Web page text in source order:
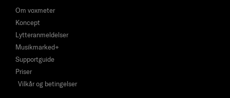
Om voxmeter
Koncept
Lytteranmeldelser
Musikmarked+
Supportguide
Priser
Vilkår og betingelser